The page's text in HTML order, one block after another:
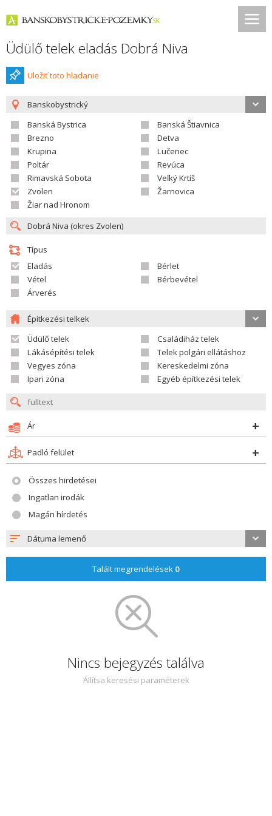
Üdülő telek eladás Dobrá Niva
Uložiť toto hladanie
Banskobystrický
Banská Bystrica
Banská Štiavnica
Brezno
Detva
Krupina
Lučenec
Poltár
Revúca
Rimavská Sobota
Veľký Krtíš
Zvolen
Žarnovica
Žiar nad Hronom
Típus
Eladás
Bérlet
Vétel
Bérbevétel
Árverés
Építkezési telkek
Üdülő telek
Családiház telek
Lákásépítési telek
Telek polgári ellátáshoz
Vegyes zóna
Kereskedelmi zóna
Ipari zóna
Egyéb építkezési telek
Ár
Padló felület
Összes hirdetései
Ingatlan irodák
Magán hírdetés
Dátuma lemenő
Talált megrendelések 0
Nincs bejegyzés találva
Állítsa keresési paraméterek